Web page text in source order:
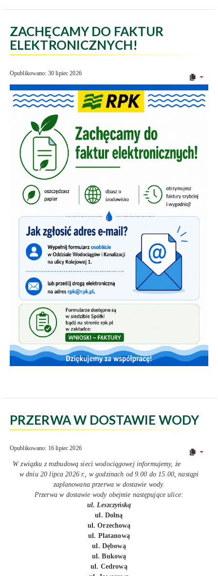
ZACHĘCAMY DO FAKTUR
ELEKTRONICZNYCH!
Opublikowano: 30 lipiec 2026
PRZERWA W DOSTAWIE WODY
Opublikowano: 16 lipiec 2026
W związku z rozbudową sieci wodociągowej informujemy, że
w dniu 20 lipca 2026 r., w godzinach od 9.00 do 15.00, nastąpi
zaplanowana przerwa w dostawie wody.
Przerwa w dostawie wody obejmie następujące ulice:
ul. Leszczyńską
ul. Dolną
ul. Orzechową
ul. Platanową
ul. Dębową
ul. Bukową
ul. Cedrową